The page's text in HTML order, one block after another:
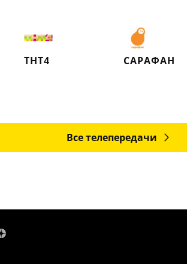
ТНТ4 САРАФАН
Все телепередачи